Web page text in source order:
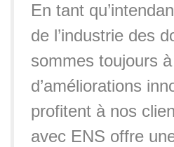
En tant
de l’industrie des
sommes toujours
d’améliorations
profitent à nos
avec ENS offre